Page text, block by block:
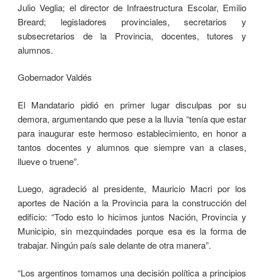
Julio Veglia; el director de Infraestructura Escolar, Emilio
Breard; legisladores provinciales, secretarios y
subsecretarios de la Provincia, docentes, tutores y
alumnos.
Gobernador Valdés
El Mandatario pidió en primer lugar disculpas por su
demora, argumentando que pese a la lluvia “tenía que estar
para inaugurar este hermoso establecimiento, en honor a
tantos docentes y alumnos que siempre van a clases,
llueve o truene”.
Luego, agradeció al presidente, Mauricio Macri por los
aportes de Nación a la Provincia para la construcción del
edificio: “Todo esto lo hicimos juntos Nación, Provincia y
Municipio, sin mezquindades porque esa es la forma de
trabajar. Ningún país sale delante de otra manera”.
“Los argentinos tomamos una decisión política a principios